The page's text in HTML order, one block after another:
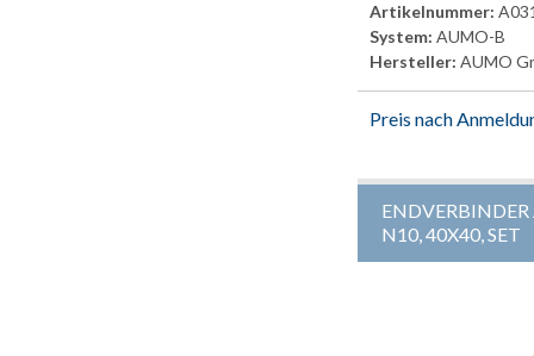
Artikelnummer:
System: AUMO-B
Hersteller: AUMO
Preis nach
ENDVERBINDER
N10, 40X40, SET